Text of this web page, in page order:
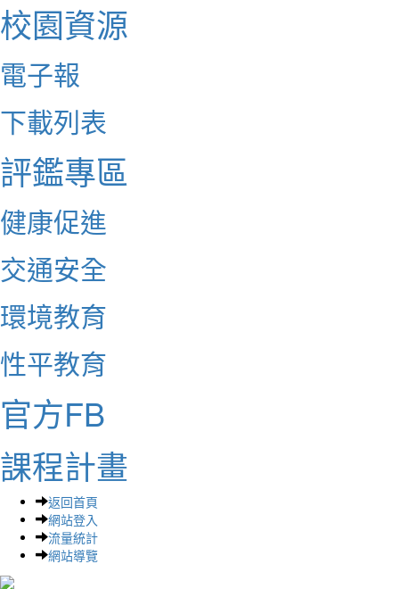
校園資源
電子報
下載列表
評鑑專區
健康促進
交通安全
環境教育
性平教育
官方FB
課程計畫
返回首頁
網站登入
流量統計
網站導覽